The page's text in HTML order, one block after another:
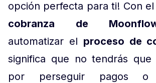
opción perfecta para ti! Con el
cobranza de
automatizar el proceso de
significa que no tendrás que
por perseguir pagos